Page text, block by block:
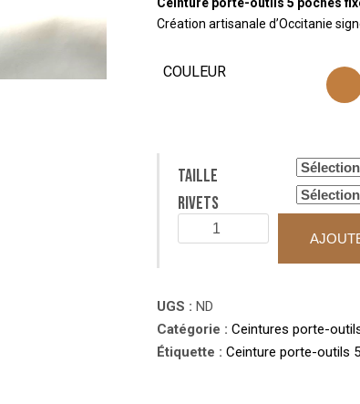
Ceinture porte-outils 5 poches
Création artisanale d’Occitanie
COULEUR
Taille
Rivets
quantité
de
outils
5
poches
UGS : ND
Catégorie : Ceintures porte-
Étiquette : Ceinture porte-outils